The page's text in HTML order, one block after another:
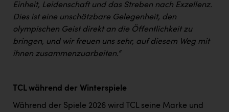
Vorlagenportal
Wir besiegen Krebs
Wirtschaftskammer OÖ
z.l.ö.
Einheit, Leidenschaft und das Streben nach Exzellenz.
Dies ist eine unschätzbare Gelegenheit, den
olympischen Geist direkt an die Öffentlichkeit zu
bringen, und wir freuen uns sehr, auf diesem Weg mit
ihnen zusammenzuarbeiten.“
TCL während der Winterspiele
Während der Spiele 2026 wird TCL seine Marke und